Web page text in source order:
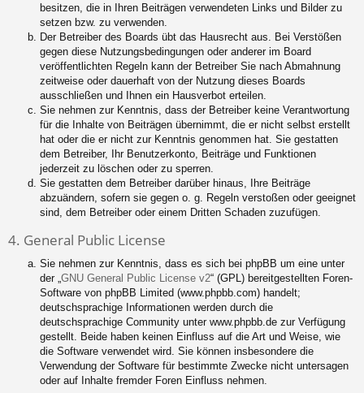
besitzen, die in Ihren Beiträgen verwendeten Links und Bilder zu
setzen bzw. zu verwenden.
Der Betreiber des Boards übt das Hausrecht aus. Bei Verstößen
gegen diese Nutzungsbedingungen oder anderer im Board
veröffentlichten Regeln kann der Betreiber Sie nach Abmahnung
zeitweise oder dauerhaft von der Nutzung dieses Boards
ausschließen und Ihnen ein Hausverbot erteilen.
Sie nehmen zur Kenntnis, dass der Betreiber keine Verantwortung
für die Inhalte von Beiträgen übernimmt, die er nicht selbst erstellt
hat oder die er nicht zur Kenntnis genommen hat. Sie gestatten
dem Betreiber, Ihr Benutzerkonto, Beiträge und Funktionen
jederzeit zu löschen oder zu sperren.
Sie gestatten dem Betreiber darüber hinaus, Ihre Beiträge
abzuändern, sofern sie gegen o. g. Regeln verstoßen oder geeignet
sind, dem Betreiber oder einem Dritten Schaden zuzufügen.
4. General Public License
Sie nehmen zur Kenntnis, dass es sich bei phpBB um eine unter
der „ GNU General Public License v2“ (GPL) bereitgestellten Foren-
Software von phpBB Limited (www.phpbb.com) handelt;
deutschsprachige Informationen werden durch die
deutschsprachige Community unter www.phpbb.de zur Verfügung
gestellt. Beide haben keinen Einfluss auf die Art und Weise, wie
die Software verwendet wird. Sie können insbesondere die
Verwendung der Software für bestimmte Zwecke nicht untersagen
oder auf Inhalte fremder Foren Einfluss nehmen.